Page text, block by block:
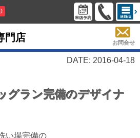
門店 お問合せ
DATE: 2016-04-18
グラン完備のデザイナ
い場完備の